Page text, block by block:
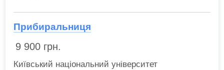
Прибиральниця
9 900 грн.
Київський національний університет